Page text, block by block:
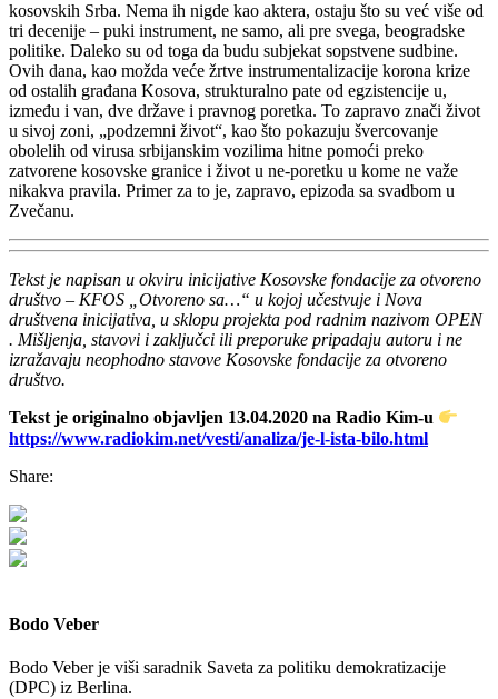
kosovskih Srba. Nema ih nigde kao aktera, ostaju što su već više od
tri decenije – puki instrument, ne samo, ali pre svega, beogradske
politike. Daleko su od toga da budu subjekat sopstvene sudbine.
Ovih dana, kao možda veće žrtve instrumentalizacije korona krize
od ostalih građana Kosova, strukturalno pate od egzistencije u,
između i van, dve države i pravnog poretka. To zapravo znači život
u sivoj zoni, „podzemni život“, kao što pokazuju švercovanje
obolelih od virusa srbijanskim vozilima hitne pomoći preko
zatvorene kosovske granice i život u ne-poretku u kome ne važe
nikakva pravila. Primer za to je, zapravo, epizoda sa svadbom u
Zvečanu.
Tekst je napisan u okviru inicijative Kosovske fondacije za otvoreno
društvo – KFOS „Otvoreno sa…“ u kojoj učestvuje i Nova
društvena inicijativa, u sklopu projekta pod radnim nazivom OPEN
. Mišljenja, stavovi i zaključci ili preporuke pripadaju autoru i ne
izražavaju neophodno stavove Kosovske fondacije za otvoreno
društvo.
Tekst je originalno objavljen 13.04.2020 na Radio Kim-u
https://www.radiokim.net/vesti/analiza/je-l-ista-bilo.html
Share:
Bodo Veber
Bodo Veber je viši saradnik Saveta za politiku demokratizacije
(DPC) iz Berlina.